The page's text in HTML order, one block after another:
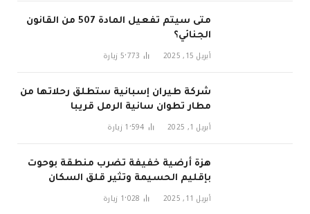
متى سيتم تفعيل المادة 507 من القانون
الجنائي؟
أبريل 15, 2025 5٬773 زيارة
شركة طيران إسبانية ستطلق رحلاتها من
مطار تطوان سانية الرمل قريبا
أبريل 1, 2025 1٬594 زيارة
هزة أرضية خفيفة تضرب منطقة بوحوت
بإقليم الحسيمة وتثير قلق السكان
أبريل 11, 2025 1٬028 زيارة